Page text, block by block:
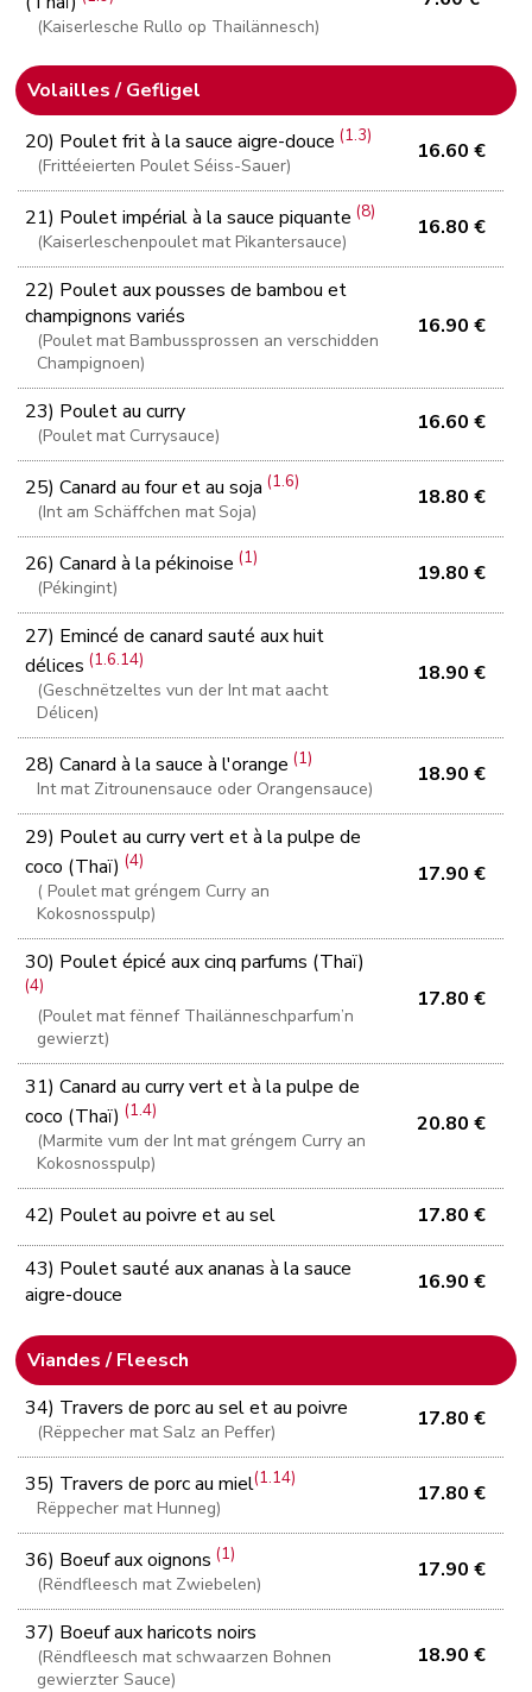
(Kaiserlesche Rullo op Thailännesch)
Volailles / Gefligel
20) Poulet frit à la sauce aigre-douce(1.3)
(Frittéeierten Poulet Séiss-Sauer)
16.60 €
21) Poulet impérial à la sauce piquante(8)
(Kaiserleschenpoulet mat Pikantersauce)
16.80 €
22) Poulet aux pousses de bambou et
champignons variés
(Poulet mat Bambussprossen an verschidden
Champignoen)
16.90 €
23) Poulet au curry
(Poulet mat Currysauce)
16.60 €
25) Canard au four et au soja(1.6)
(Int am Schäffchen mat Soja)
18.80 €
26) Canard à la pékinoise(1)
(Pékingint)
19.80 €
27) Emincé de canard sauté aux huit
délices(1.6.14)
(Geschnëtzeltes vun der Int mat aacht
Délicen)
18.90 €
28) Canard à la sauce à l'orange(1)
Int mat Zitrounensauce oder Orangensauce)
18.90 €
29) Poulet au curry vert et à la pulpe de
coco (Thaï)(4)
( Poulet mat gréngem Curry an
Kokosnosspulp)
17.90 €
30) Poulet épicé aux cinq parfums (Thaï)
(4)
(Poulet mat fënnef Thailänneschparfum’n
gewierzt)
17.80 €
31) Canard au curry vert et à la pulpe de
coco (Thaï)(1.4)
(Marmite vum der Int mat gréngem Curry an
Kokosnosspulp)
20.80 €
42) Poulet au poivre et au sel 17.80 €
43) Poulet sauté aux ananas à la sauce
aigre-douce
16.90 €
Viandes / Fleesch
34) Travers de porc au sel et au poivre
(Rëppecher mat Salz an Peffer)
17.80 €
35) Travers de porc au miel(1.14)
Rëppecher mat Hunneg)
17.80 €
36) Boeuf aux oignons(1)
(Rëndfleesch mat Zwiebelen)
17.90 €
37) Boeuf aux haricots noirs
(Rëndfleesch mat schwaarzen Bohnen
gewierzter Sauce)
18.90 €